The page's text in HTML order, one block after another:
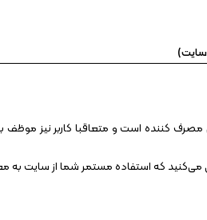
کننده است و متعاقبا کاربر نیز موظف
می‏‌کنید که استفاده مستمر شما از سایت